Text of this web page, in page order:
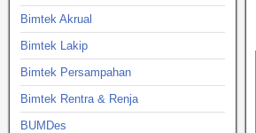
Bimtek Akrual
Bimtek Lakip
Bimtek Persampahan
Bimtek Rentra & Renja
BUMDes